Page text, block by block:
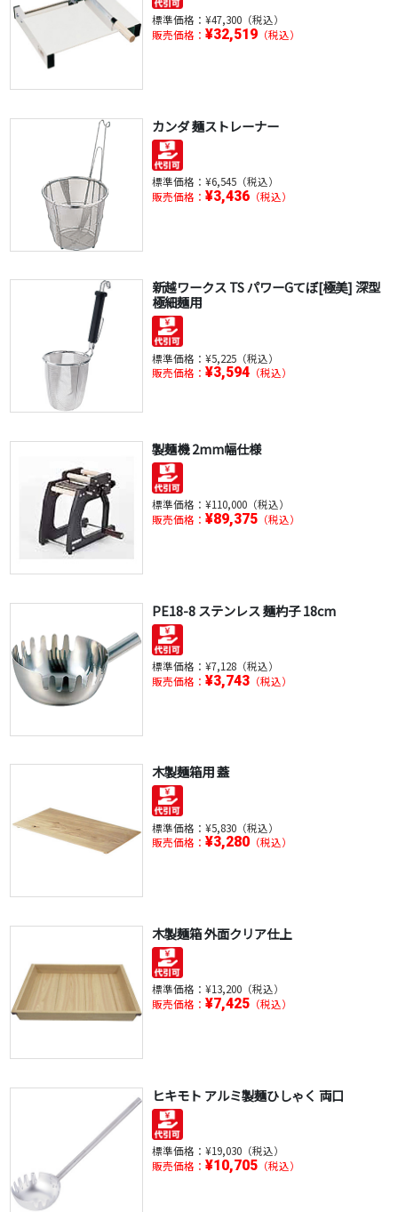
標準価格： ¥47,300（税込）
販売価格： ¥32,519（税込）
カンダ 麺ストレーナー
標準価格： ¥6,545（税込）
販売価格： ¥3,436（税込）
新越ワークス TS パワーGてぼ[極美] 深型
極細麺用
標準価格： ¥5,225（税込）
販売価格： ¥3,594（税込）
製麺機 2mm幅仕様
標準価格： ¥110,000（税込）
販売価格： ¥89,375（税込）
PE18-8 ステンレス 麺杓子 18cm
標準価格： ¥7,128（税込）
販売価格： ¥3,743（税込）
木製麺箱用 蓋
標準価格： ¥5,830（税込）
販売価格： ¥3,280（税込）
木製麺箱 外面クリア仕上
標準価格： ¥13,200（税込）
販売価格： ¥7,425（税込）
ヒキモト アルミ製麺ひしゃく 両口
標準価格： ¥19,030（税込）
販売価格： ¥10,705（税込）